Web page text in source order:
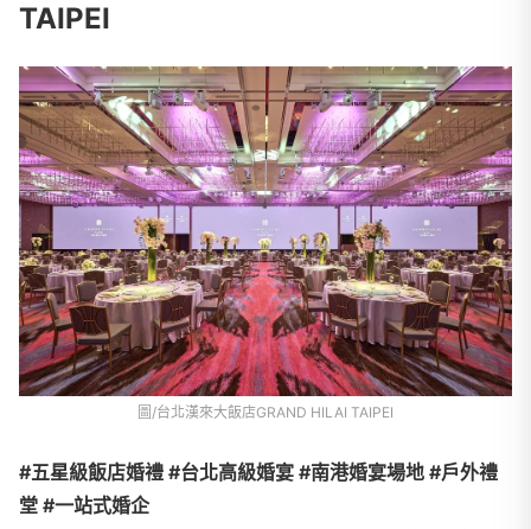
TAIPEI
圖/台北漢來大飯店GRAND HILAI TAIPEI
#五星級飯店婚禮 #台北高級婚宴 #南港婚宴場地 #戶外禮
堂 #一站式婚企